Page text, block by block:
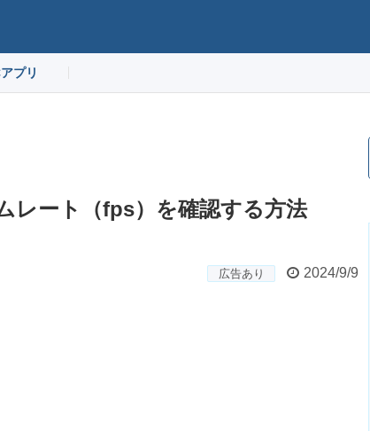
プリ
レート（fps）を確認する方法
広告あり 2024/9/9